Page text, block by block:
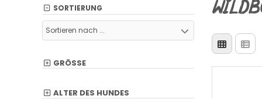
SORTIERUNG
Sortieren nach ...
GRÖSSE
ALTER DES HUNDES